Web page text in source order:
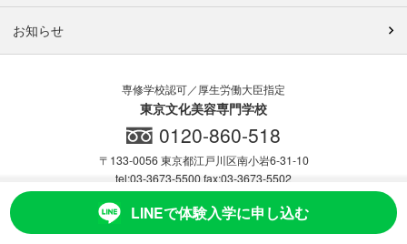
お知らせ
LINEで体験入学に申し込む
専修学校認可／厚生労働大臣指定
東京文化美容専門学校
0120-860-518
〒133-0056 東京都江戸川区南小岩6-31-10
tel:03-3673-5500 fax:03-3673-5502
Map 採用情報